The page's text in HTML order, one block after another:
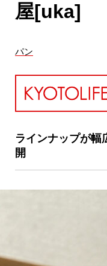
チケットプレ
MAIN
SERIES
屋[uka]
パン
ラインナップが幅
開